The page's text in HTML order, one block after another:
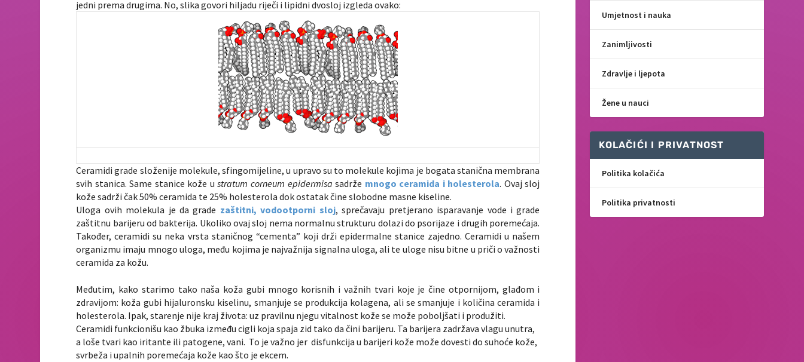
jedni prema drugima. No, slika govori hiljadu riječi i lipidni dvosloj izgleda ovako:
Ceramidi grade složenije molekule, sfingomijeline, u upravo su to molekule kojima je bogata stanična membrana
svih stanica. Same stanice kože ustratum corneum epidermisa sadrže mnogo ceramida i holesterola. Ovaj sloj
kože sadrži čak 50% ceramida te 25% holesterola dok ostatak čine slobodne masne kiseline.
Uloga ovih molekula je da grade zaštitni, vodootporni sloj, sprečavaju pretjerano isparavanje vode i grade
zaštitnu barijeru od bakterija. Ukoliko ovaj sloj nema normalnu strukturu dolazi do psorijaze i drugih poremećaja.
Također, ceramidi su neka vrsta staničnog “cementa” koji drži epidermalne stanice zajedno. Ceramidi u našem
organizmu imaju mnogo uloga, među kojima je najvažnija signalna uloga, ali te uloge nisu bitne u priči o važnosti
ceramida za kožu.
Međutim, kako starimo tako naša koža gubi mnogo korisnih i važnih tvari koje je čine otpornijom, glađom i
zdravijom: koža gubi hijaluronsku kiselinu, smanjuje se produkcija kolagena, ali se smanjuje i količina ceramida i
holesterola. Ipak, starenje nije kraj života: uz pravilnu njegu vitalnost kože se može poboljšati i produžiti.
Ceramidi funkcionišu kao žbuka između cigli koja spaja zid tako da čini barijeru. Ta barijera zadržava vlagu unutra,
a loše tvari kao iritante ili patogene, vani. To je važno jer disfunkcija u barijeri kože može dovesti do suhoće kože,
svrbeža i upalnih poremećaja kože kao što je ekcem.
Umjetnost i nauka
Zanimljivosti
Zdravlje i ljepota
Žene u nauci
KOLAČIĆI I PRIVATNOST
Politika kolačića
Politika privatnosti